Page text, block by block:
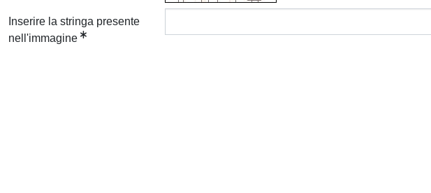
Inserire la stringa presente
nell'immagine